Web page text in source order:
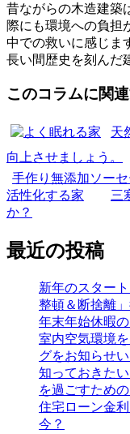
昔ながらの木造建築
際にも環境への負担
中での救いに感じま
長い間歴史を刻んだ
このコラムに関
天
向上させましょう。
手作り無添加ソー
活性化する家
三
か？
最近の投稿
新年のスター
整頓＆断捨離
年末年始休暇
室内空気環境
グをお知らせ
知っておきた
を過ごすため
住宅ローン金
今？